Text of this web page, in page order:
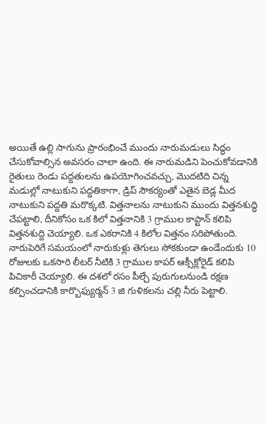
అయితే ఉల్లి సాగును ప్రారంభించే ముందు నారుమడులు సిద్ధం
చేసుకోవాల్సిన అవసరం చాలా ఉంది. ఈ నారుమడిని పెంచుకోవడానికి
రైతులు రెండు పద్దతులను ఉపయోగించవచ్చు, మొదటిది చిన్న
మడుల్లో నాటుకుని పద్దతికాగా, డ్రిప్ సౌకర్యంతో ఎతైన బెడ్ల మీద
నాటుకుని పద్దతి మరొక్కటి. విత్తనాలను నాటుకుని ముందు విత్తనశుద్ధి
చేపట్టాలి, దీనికోసం ఒక కిలో విత్తనానికి 3 గ్రాముల కాప్టాన్ కలిపి
విత్తనశుద్ది చెయ్యాలి. ఒక ఎకరానికి 4 కిలోల విత్తనం సరిపోతుంది.
నారుపెరిగే సమయంలో నారుకుళ్లు తెగులు సోకకుండా ఉండేందుకు 10
రోజులకు ఒకసారి లీటర్ నీటికి 3 గ్రాముల కాపర్ ఆక్సీక్లోరైడ్ కలిపి
పిచికారీ చెయ్యాలి. ఈ దశలో రసం పీల్చే పురుగులనుండి రక్షణ
కల్పించడానికి కార్బొఫ్యుర్మన్ 3 జి గుళికలను చల్లి నీరు పెట్టాలి.